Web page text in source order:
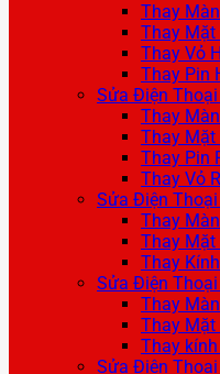
Thay
Thay Mặt
Thay Vỏ
Thay Pin
Sửa Điện Thoại
Thay
Thay Mặt
Thay Pin
Thay Vỏ
Sửa Điện
Thay
Thay Mặt
Thay
Sửa Điện
Thay
Thay Mặt
Thay
Sửa Điện